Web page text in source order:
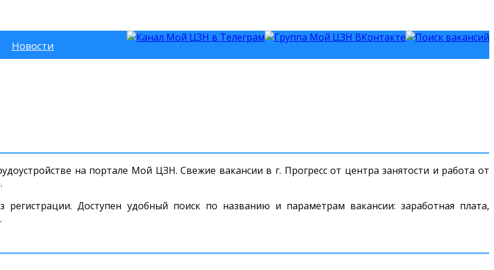
Новости
на портале Мой ЦЗН. Свежие вакансии в г. Прогресс от центра занятости и работа от
регистрации. Доступен удобный поиск по названию и параметрам вакансии: заработная плата,